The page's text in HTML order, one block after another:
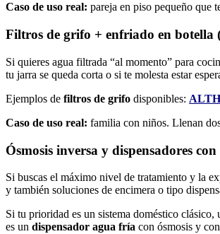
Caso de uso real: pareja en piso pequeño que
Filtros de grifo + enfriado en botella
Si quieres agua filtrada “al momento” para
tu jarra se queda corta o si te molesta estar
Ejemplos de filtros de grifo disponibles:
Caso de uso real: familia con niños. Llenan
Ósmosis inversa y dispensadores
Si buscas el máximo nivel de tratamiento y la
y también soluciones de encimera o tipo
Si tu prioridad es un sistema doméstico clásico,
es un dispensador agua fría con ósmosis y